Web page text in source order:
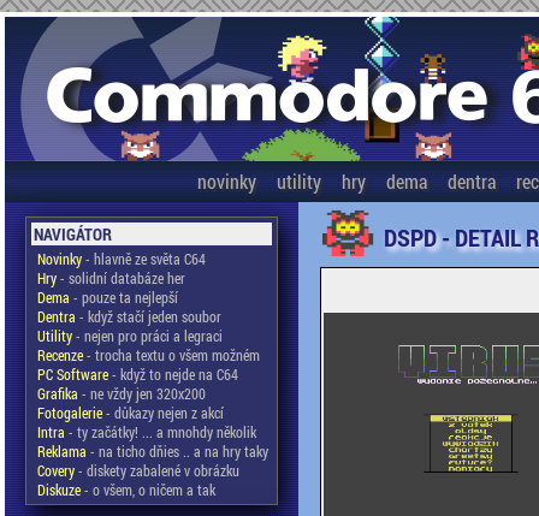
novinky utility hry dema dentra
NAVIGÁTOR
Novinky- hlavně ze světa C64
Hry- solidní databáze her
Dema - pouze ta nejlepší
Dentra - když stačí jeden soubor
Utility- nejen pro práci a legraci
Recenze- trocha textu o všem možném
PC Software- když to nejde na C64
Grafika - ne vždy jen 320x200
Fotogalerie- důkazy nejen z akcí
Intra - ty začátky! ... a mnohdy několik
Reklama - na ticho dňies .. a na hry taky
Covery- diskety zabalené v obrázku
Diskuze- o všem, o ničem a tak
DSPD - DETAIL